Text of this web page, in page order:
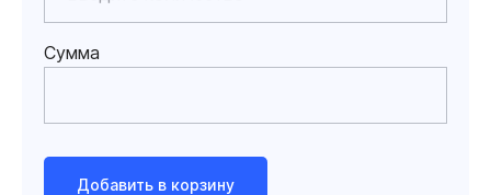
Сумма
Добавить в корзину